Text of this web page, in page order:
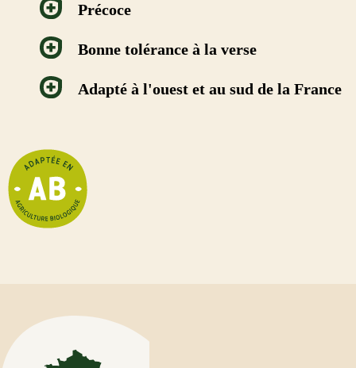
Précoce
Bonne tolérance à la verse
Adapté à l'ouest et au sud de la France